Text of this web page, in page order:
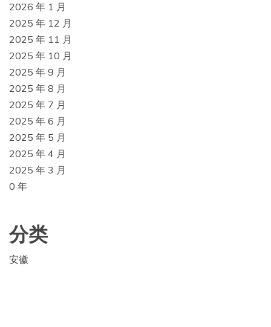
2026 年 1 月
2025 年 12 月
2025 年 11 月
2025 年 10 月
2025 年 9 月
2025 年 8 月
2025 年 7 月
2025 年 6 月
2025 年 5 月
2025 年 4 月
2025 年 3 月
0 年
分类
安徽